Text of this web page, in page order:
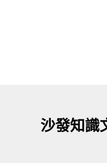
沙發知識
中部展館